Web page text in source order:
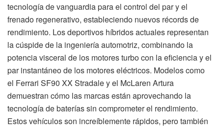
tecnología de vanguardia para el control del par y el
frenado regenerativo, estableciendo nuevos récords de
rendimiento. Los deportivos híbridos actuales representan
la cúspide de la ingeniería automotriz, combinando la
potencia visceral de los motores turbo con la eficiencia y el
par instantáneo de los motores eléctricos. Modelos como
el Ferrari SF90 XX Stradale y el McLaren Artura
demuestran cómo las marcas están aprovechando la
tecnología de baterías sin comprometer el rendimiento.
Estos vehículos son increíblemente rápidos, pero también